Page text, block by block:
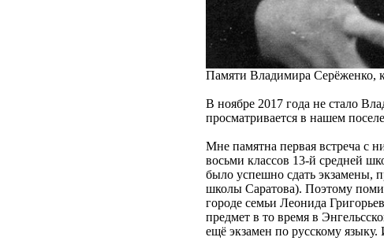
Памяти Владимира Серёженко,
В ноябре 2017 года не стало
просматривается в нашем
Мне памятна первая встреча с
восьми классов 13-й средней
было успешно сдать экзамены,
школы Саратова). Поэтому
городе семьи Леонида
предмет в то время в
ещё экзамен по русскому